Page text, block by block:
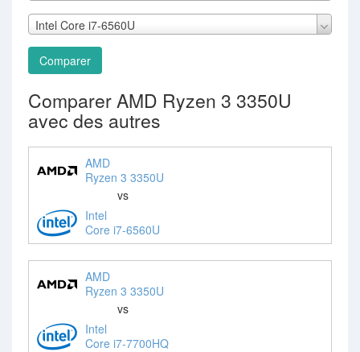
Intel Core i7-6560U
Comparer
Comparer AMD Ryzen 3 3350U
avec des autres
AMD
Ryzen 3 3350U
vs
Intel
Core i7-6560U
AMD
Ryzen 3 3350U
vs
Intel
Core i7-7700HQ